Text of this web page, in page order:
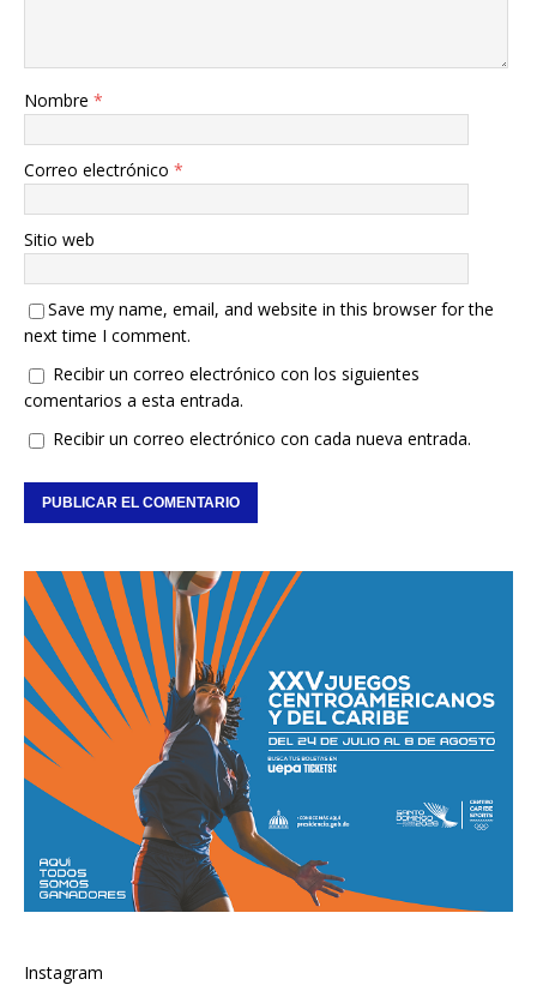
Nombre *
Correo electrónico *
Sitio web
Save my name, email, and website in this browser for the
next time I comment.
Recibir un correo electrónico con los siguientes
comentarios a esta entrada.
Recibir un correo electrónico con cada nueva entrada.
Instagram